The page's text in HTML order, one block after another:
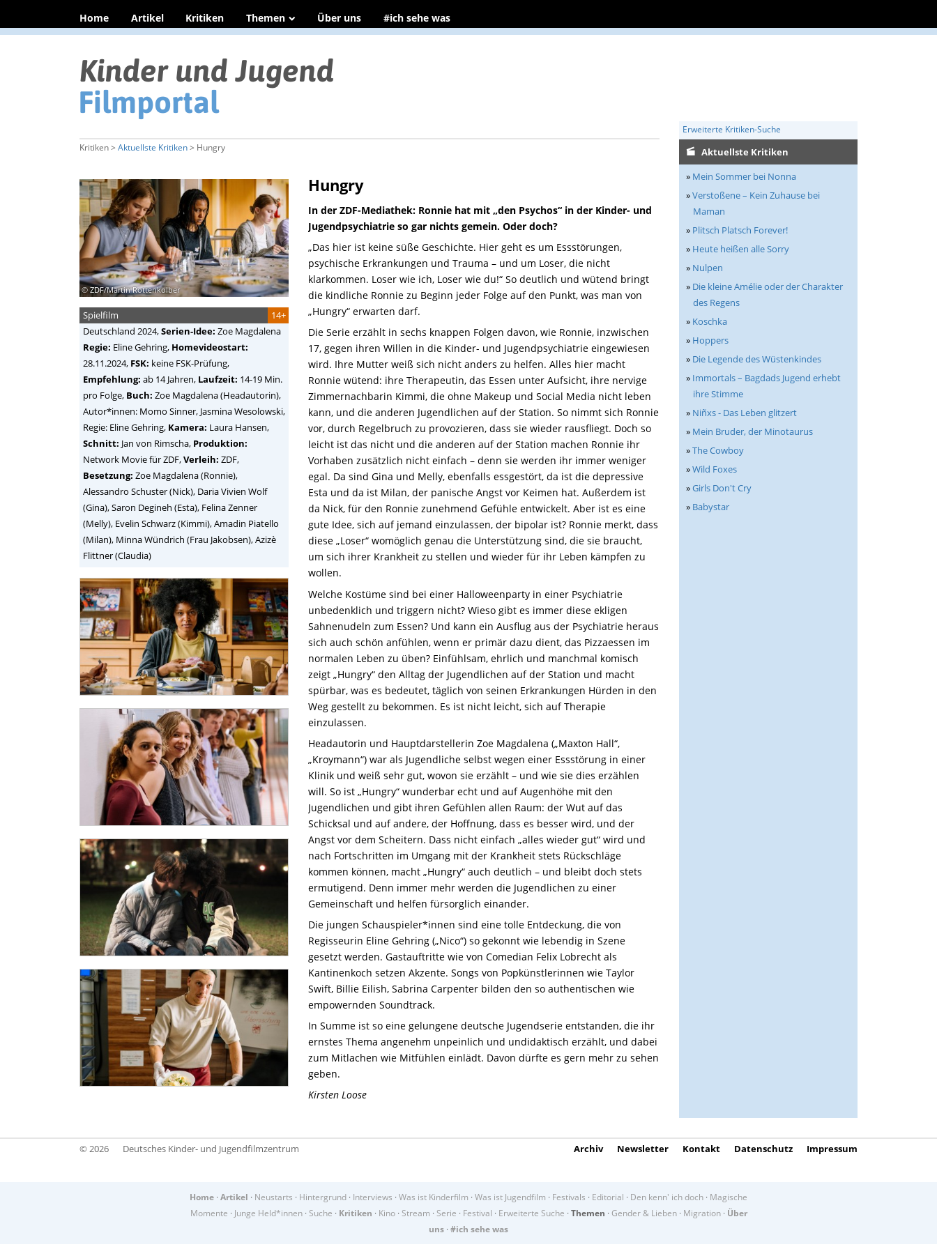
Home Artikel Kritiken Themen Über uns #ich sehe was
Erweiterte Kritiken-Suche
Kritiken > Aktuellste Kritiken> Hungry
Hungry
In der ZDF-Mediathek: Ronnie hat mit „den Psychos“ in der Kinder- und
Jugendpsychiatrie so gar nichts gemein. Oder doch?
„Das hier ist keine süße Geschichte. Hier geht es um Essstörungen,
psychische Erkrankungen und Trauma – und um Loser, die nicht
klarkommen. Loser wie ich, Loser wie du!“ So deutlich und wütend bringt
die kindliche Ronnie zu Beginn jeder Folge auf den Punkt, was man von
„Hungry“ erwarten darf.
Die Serie erzählt in sechs knappen Folgen davon, wie Ronnie, inzwischen
17, gegen ihren Willen in die Kinder- und Jugendpsychiatrie eingewiesen
wird. Ihre Mutter weiß sich nicht anders zu helfen. Alles hier macht
Ronnie wütend: ihre Therapeutin, das Essen unter Aufsicht, ihre nervige
Zimmernachbarin Kimmi, die ohne Makeup und Social Media nicht leben
kann, und die anderen Jugendlichen auf der Station. So nimmt sich Ronnie
vor, durch Regelbruch zu provozieren, dass sie wieder rausfliegt. Doch so
leicht ist das nicht und die anderen auf der Station machen Ronnie ihr
Vorhaben zusätzlich nicht einfach – denn sie werden ihr immer weniger
egal. Da sind Gina und Melly, ebenfalls essgestört, da ist die depressive
Esta und da ist Milan, der panische Angst vor Keimen hat. Außerdem ist
da Nick, für den Ronnie zunehmend Gefühle entwickelt. Aber ist es eine
gute Idee, sich auf jemand einzulassen, der bipolar ist? Ronnie merkt, dass
diese „Loser“ womöglich genau die Unterstützung sind, die sie braucht,
um sich ihrer Krankheit zu stellen und wieder für ihr Leben kämpfen zu
wollen.
Welche Kostüme sind bei einer Halloweenparty in einer Psychiatrie
unbedenklich und triggern nicht? Wieso gibt es immer diese ekligen
Sahnenudeln zum Essen? Und kann ein Ausflug aus der Psychiatrie heraus
sich auch schön anfühlen, wenn er primär dazu dient, das Pizzaessen im
normalen Leben zu üben? Einfühlsam, ehrlich und manchmal komisch
zeigt „Hungry“ den Alltag der Jugendlichen auf der Station und macht
spürbar, was es bedeutet, täglich von seinen Erkrankungen Hürden in den
Weg gestellt zu bekommen. Es ist nicht leicht, sich auf Therapie
einzulassen.
Headautorin und Hauptdarstellerin Zoe Magdalena („Maxton Hall“,
„Kroymann“) war als Jugendliche selbst wegen einer Essstörung in einer
Klinik und weiß sehr gut, wovon sie erzählt – und wie sie dies erzählen
will. So ist „Hungry“ wunderbar echt und auf Augenhöhe mit den
Jugendlichen und gibt ihren Gefühlen allen Raum: der Wut auf das
Schicksal und auf andere, der Hoffnung, dass es besser wird, und der
Angst vor dem Scheitern. Dass nicht einfach „alles wieder gut“ wird und
nach Fortschritten im Umgang mit der Krankheit stets Rückschläge
kommen können, macht „Hungry“ auch deutlich – und bleibt doch stets
ermutigend. Denn immer mehr werden die Jugendlichen zu einer
Gemeinschaft und helfen fürsorglich einander.
Die jungen Schauspieler*innen sind eine tolle Entdeckung, die von
Regisseurin Eline Gehring („Nico“) so gekonnt wie lebendig in Szene
gesetzt werden. Gastauftritte wie von Comedian Felix Lobrecht als
Kantinenkoch setzen Akzente. Songs von Popkünstlerinnen wie Taylor
Swift, Billie Eilish, Sabrina Carpenter bilden den so authentischen wie
empowernden Soundtrack.
In Summe ist so eine gelungene deutsche Jugendserie entstanden, die ihr
ernstes Thema angenehm unpeinlich und undidaktisch erzählt, und dabei
zum Mitlachen wie Mitfühlen einlädt. Davon dürfte es gern mehr zu sehen
geben.
Kirsten Loose
© ZDF/Martin Rottenkolber
14+
Spielfilm
Deutschland 2024,Serien-Idee: Zoe Magdalena
Regie: Eline Gehring, Homevideostart:
28.11.2024, FSK: keine FSK-Prüfung,
Empfehlung: ab 14 Jahren, Laufzeit: 14-19 Min.
pro Folge, Buch: Zoe Magdalena (Headautorin),
Autor*innen: Momo Sinner, Jasmina Wesolowski,
Regie: Eline Gehring, Kamera: Laura Hansen,
Schnitt: Jan von Rimscha, Produktion:
Network Movie für ZDF,Verleih: ZDF,
Besetzung: Zoe Magdalena (Ronnie),
Alessandro Schuster (Nick), Daria Vivien Wolf
(Gina), Saron Degineh (Esta), Felina Zenner
(Melly), Evelin Schwarz (Kimmi), Amadin Piatello
(Milan), Minna Wündrich (Frau Jakobsen), Azizè
Flittner (Claudia)
Aktuellste Kritiken
» Mein Sommer bei Nonna
»Verstoßene – Kein Zuhause bei
Maman
» Plitsch Platsch Forever!
» Heute heißen alle Sorry
» Nulpen
» Die kleine Amélie oder der Charakter
des Regens
» Koschka
» Hoppers
» Die Legende des Wüstenkindes
» Immortals – Bagdads Jugend erhebt
ihre Stimme
» Niñxs - Das Leben glitzert
» Mein Bruder, der Minotaurus
»The Cowboy
»Wild Foxes
»Girls Don't Cry
» Babystar
© 2026 Deutsches Kinder- und Jugendfilmzentrum Archiv Newsletter Kontakt Datenschutz Impressum
Home · Artikel · Neustarts · Hintergrund · Interviews · Was ist Kinderfilm · Was ist Jugendfilm · Festivals · Editorial · Den kenn' ich doch · Magische
Momente · Junge Held*innen· Suche · Kritiken · Kino· Stream · Serie · Festival · Erweiterte Suche · Themen · Gender & Lieben· Migration· Über
uns · #ich sehe was